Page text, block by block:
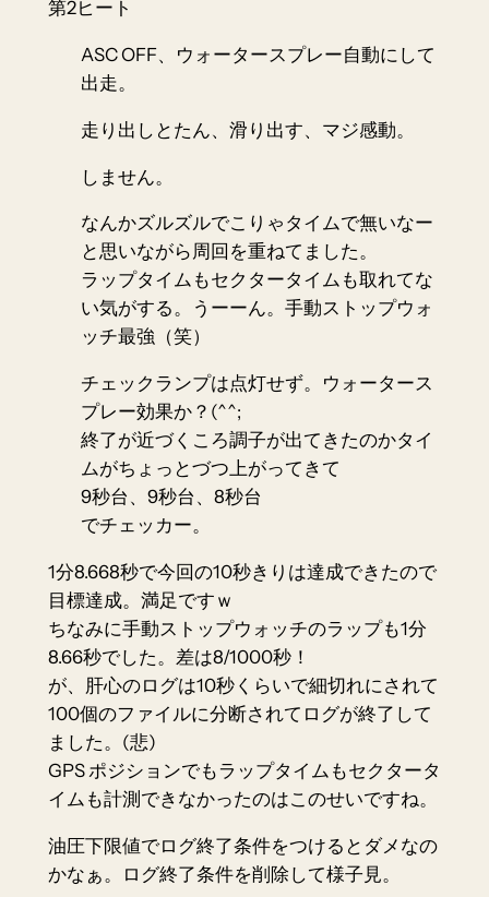
第2ヒート
ASC OFF、ウォータースプレー自動にして
出走。
走り出しとたん、滑り出す、マジ感動。
しません。
なんかズルズルでこりゃタイムで無いなー
と思いながら周回を重ねてました。
ラップタイムもセクタータイムも取れてな
い気がする。うーーん。手動ストップウォ
ッチ最強（笑）
チェックランプは点灯せず。ウォータース
プレー効果か？(^^;
終了が近づくころ調子が出てきたのかタイ
ムがちょっとづつ上がってきて
9秒台、9秒台、8秒台
でチェッカー。
1分8.668秒で今回の10秒きりは達成できたので
目標達成。満足ですｗ
ちなみに手動ストップウォッチのラップも1分
8.66秒でした。差は8/1000秒！
が、肝心のログは10秒くらいで細切れにされて
100個のファイルに分断されてログが終了して
ました。(悲)
GPS ポジションでもラップタイムもセクタータ
イムも計測できなかったのはこのせいですね。
油圧下限値でログ終了条件をつけるとダメなの
かなぁ。ログ終了条件を削除して様子見。